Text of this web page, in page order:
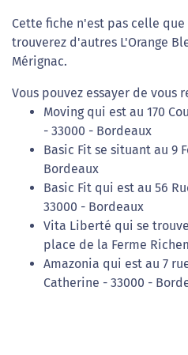
Cette fiche n'est pas celle que
trouverez d'autres L'Orange
Mérignac.
Vous pouvez essayer de vous
Moving qui est au 170
- 33000 - Bordeaux
Basic Fit se situant au 9
Bordeaux
Basic Fit qui est au 56
33000 - Bordeaux
Vita Liberté qui se
place de la Ferme
Amazonia qui est au 7
Catherine - 33000 -